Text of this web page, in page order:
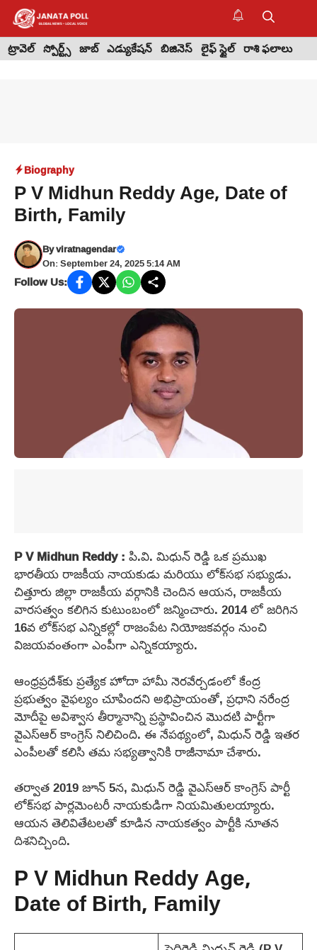
Skip
content
ట్రావెల్ స్పోర్ట్స్ జాబ్ ఎడ్యుకేషన్ బిజినెస్ లైఫ్ స్టైల్ రాశి ఫలాలు
Biography
P V Midhun Reddy Age, Date of
Birth, Family
Byviratnagendar
On: September 24, 2025 5:14 AM
Follow Us:
P V Midhun Reddy :పి.వి. మిధున్ రెడ్డి ఒక ప్రముఖ
భారతీయ రాజకీయ నాయకుడు మరియు లోక్‌సభ సభ్యుడు.
చిత్తూరు జిల్లా రాజకీయ వర్గానికి చెందిన ఆయన, రాజకీయ
వారసత్వం కలిగిన కుటుంబంలో జన్మించారు. 2014 లో జరిగిన
16వ లోక్‌సభ ఎన్నికల్లో రాజంపేట నియోజకవర్గం నుంచి
విజయవంతంగా ఎంపీగా ఎన్నికయ్యారు.
ఆంధ్రప్రదేశ్‌కు ప్రత్యేక హోదా హామీ నెరవేర్చడంలో కేంద్ర
ప్రభుత్వం వైఫల్యం చూపిందని అభిప్రాయంతో, ప్రధాని నరేంద్ర
మోదీపై అవిశ్వాస తీర్మానాన్ని ప్రస్థావించిన మొదటి పార్టీగా
వైఎస్‌ఆర్ కాంగ్రెస్ నిలిచింది. ఈ నేపథ్యంలో, మిధున్ రెడ్డి ఇతర
ఎంపీలతో కలిసి తమ సభ్యత్వానికి రాజీనామా చేశారు.
తర్వాత 2019 జూన్ 5న, మిధున్ రెడ్డి వైఎస్‌ఆర్ కాంగ్రెస్ పార్టీ
లోక్‌సభ పార్లమెంటరీ నాయకుడిగా నియమితులయ్యారు.
ఆయన తెలివితేటలతో కూడిన నాయకత్వం పార్టీకి నూతన
దిశనిచ్చింది.
P V Midhun Reddy Age,
Date of Birth, Family